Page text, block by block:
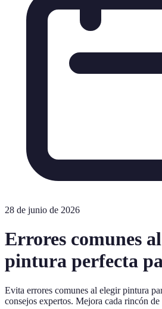
28 de junio de 2026
Errores comunes
pintura perfecta
Evita errores comunes al elegir pintura
consejos expertos. Mejora cada rincón